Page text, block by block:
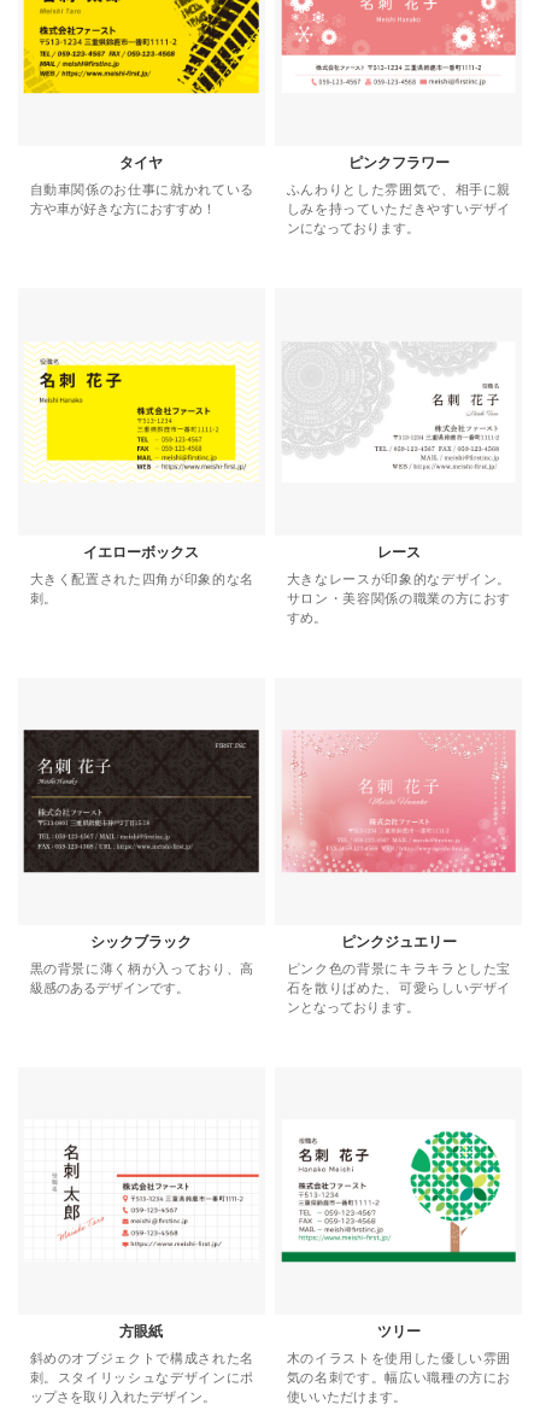
タイヤ
自動車関係のお仕事に就かれている
方や車が好きな方におすすめ！
ピンクフラワー
ふんわりとした雰囲気で、相手に親
しみを持っていただきやすいデザイ
ンになっております。
イエローボックス
大きく配置された四角が印象的な名
刺。
レース
大きなレースが印象的なデザイン。
サロン・美容関係の職業の方におす
すめ。
シックブラック
黒の背景に薄く柄が入っており、高
級感のあるデザインです。
ピンクジュエリー
ピンク色の背景にキラキラとした宝
石を散りばめた、可愛らしいデザイ
ンとなっております。
方眼紙
斜めのオブジェクトで構成された名
刺。スタイリッシュなデザインにポ
ップさを取り入れたデザイン。
ツリー
木のイラストを使用した優しい雰囲
気の名刺です。幅広い職種の方にお
使いいただけます。